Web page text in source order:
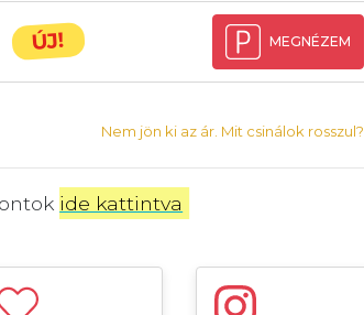
ÚJ! MEGNÉZEM
Nem jön ki az ár. Mit csinálok rosszul?
ide kattintva